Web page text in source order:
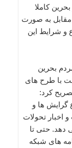
کاملا
مقابل به صورت
و شرایط این
بحرین
با طرح های
کرد:
گرایش ها و
اخبار تحولات
دهد. حتی تا
های شبکه